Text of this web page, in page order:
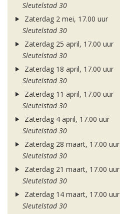
Sleutelstad 30
Zaterdag 2 mei, 17.00 uur
Sleutelstad 30
Zaterdag 25 april, 17.00 uur
Sleutelstad 30
Zaterdag 18 april, 17.00 uur
Sleutelstad 30
Zaterdag 11 april, 17.00 uur
Sleutelstad 30
Zaterdag 4 april, 17.00 uur
Sleutelstad 30
Zaterdag 28 maart, 17.00 uur
Sleutelstad 30
Zaterdag 21 maart, 17.00 uur
Sleutelstad 30
Zaterdag 14 maart, 17.00 uur
Sleutelstad 30